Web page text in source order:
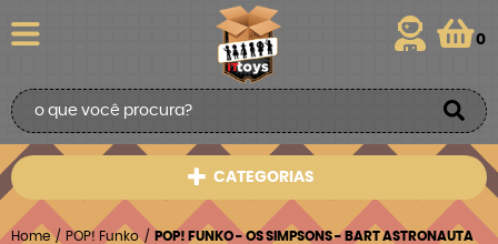
0
CATEGORIAS
Home POP! Funko POP! FUNKO - OS SIMPSONS - BART ASTRONAUTA